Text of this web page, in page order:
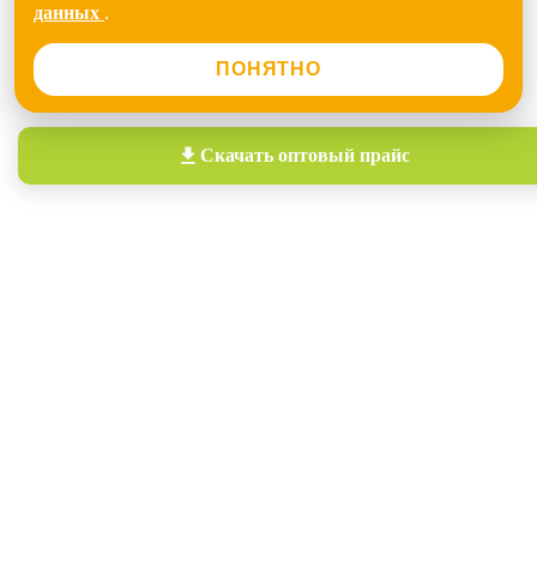
данных .
ПОНЯТНО
Скачать оптовый прайс